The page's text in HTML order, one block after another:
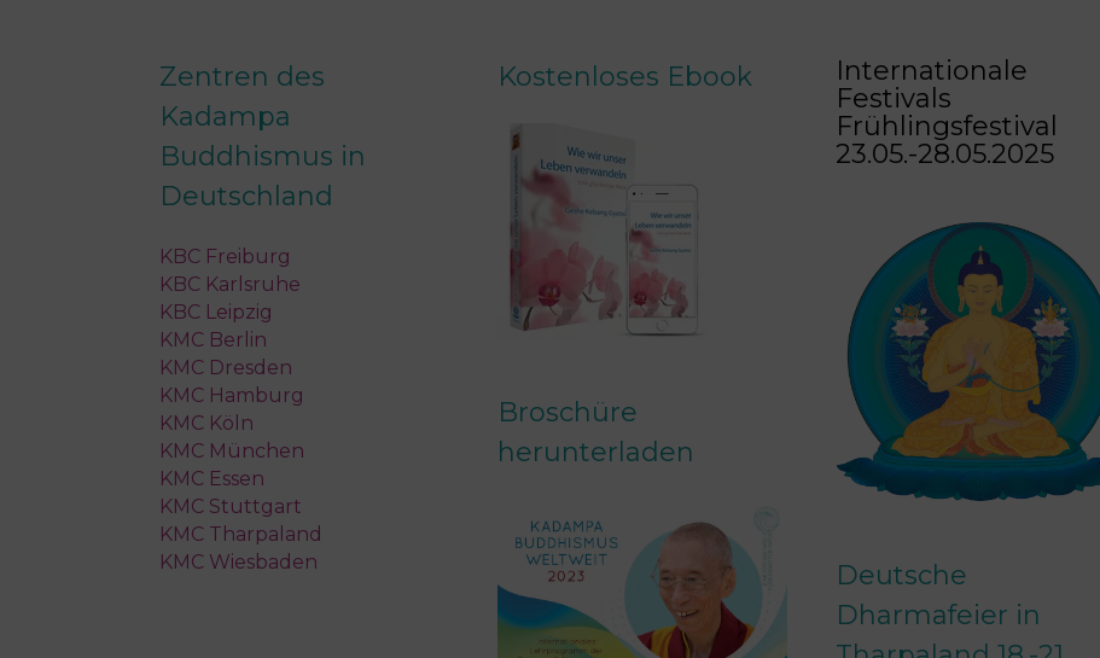
Zentren des
Kadampa
Buddhismus in
Deutschland
KBC Freiburg
KBC Karlsruhe
KBC Leipzig
KMC Berlin
KMC Dresden
KMC Hamburg
KMC Köln
KMC München
KMC Essen
KMC Stuttgart
KMC Tharpaland
KMC Wiesbaden
Kostenloses Ebook
Broschüre
herunterladen
Internationale
Festivals
Frühlingsfestival
23.05.-28.05.2025
Deutsche
Dharmafeier in